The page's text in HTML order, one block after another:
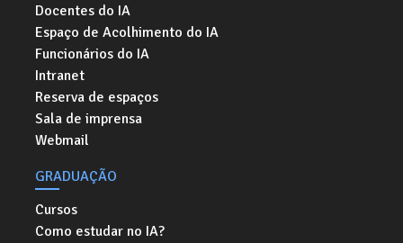
Docentes do IA
Espaço de Acolhimento do IA
Funcionários do IA
Intranet
Reserva de espaços
Sala de imprensa
Webmail
GRADUAÇÃO
Cursos
Como estudar no IA?